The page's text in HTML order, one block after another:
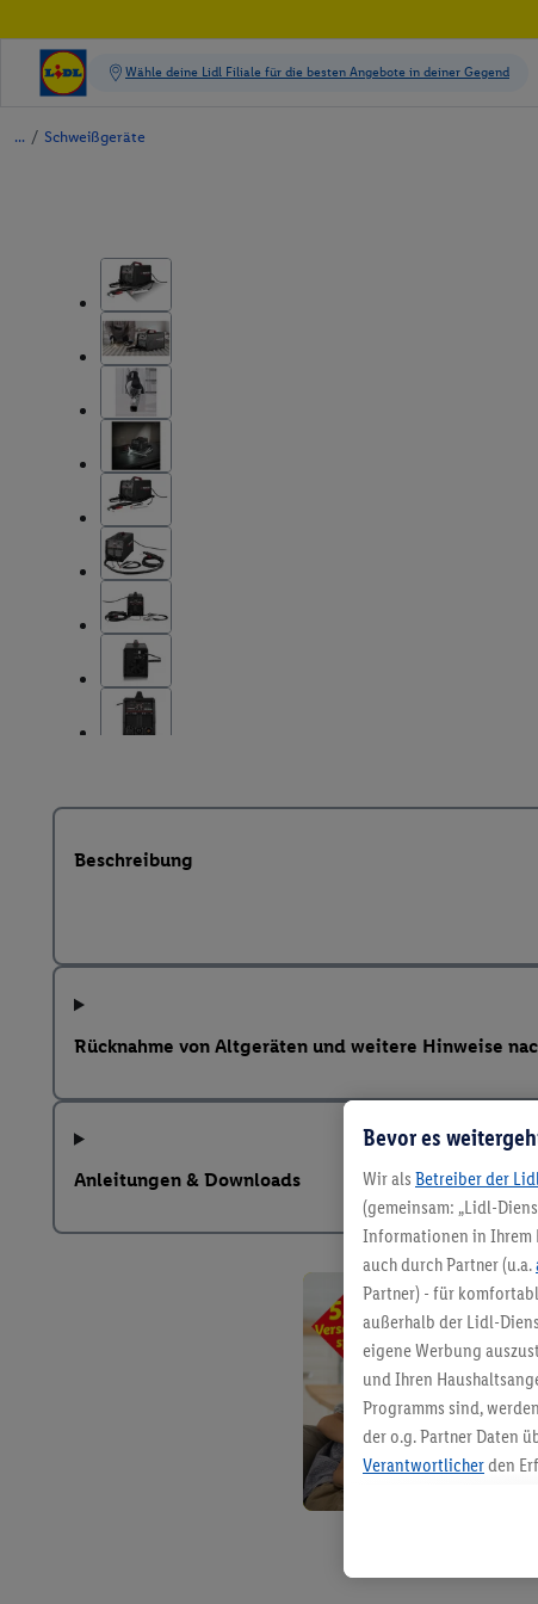
/ Schweißgeräte
Beschreibung
Rücknahme von Altgeräten und weitere Hinweise
Anleitungen & Downloads
Bevor es
Wir als Betreiber der
(gemeinsam: „Lidl-
Informationen in Ihrem
auch durch Partner (u.a.
Partner) - für
außerhalb der Lidl-
eigene Werbung
und Ihren
Programms sind,
der o.g. Partner Daten
Verantwortlicherden
angereicherten
Kaufverhalten in den
genauen